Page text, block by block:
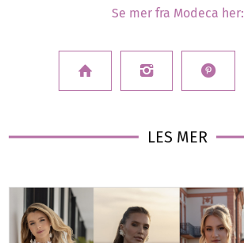
Se mer fra Modeca her:
LES MER